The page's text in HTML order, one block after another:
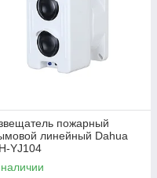
пожарный
линейный Dahua
YJ104